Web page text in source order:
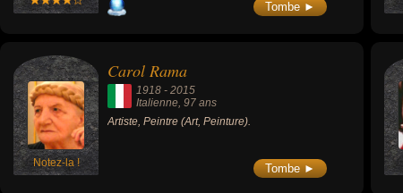
de Robert Servan-Schreiber et de Suzanne
Tombe ►
Notez-la !
Carol Rama
1918 - 2015
Italienne , 97 ans
Artiste, Peintre (Art, Peinture).
Tombe ►